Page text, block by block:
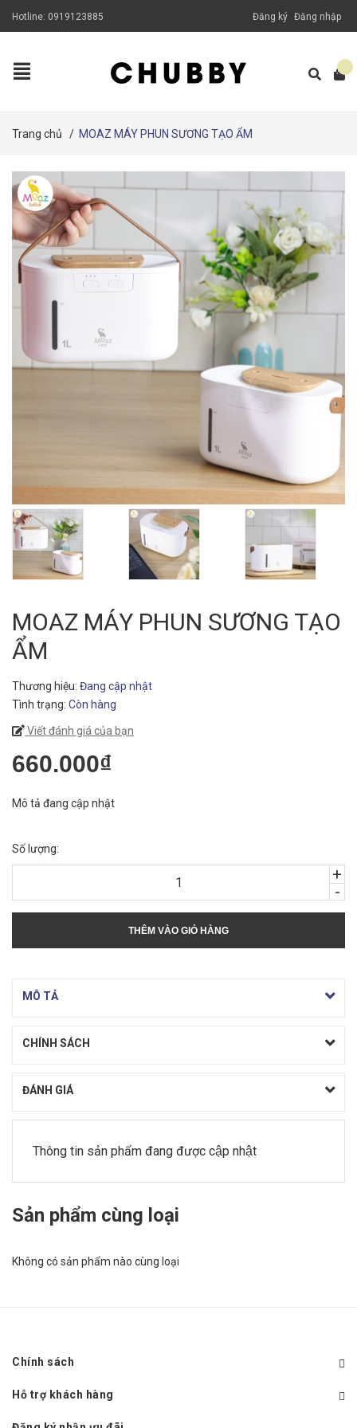
Hotline: 0919123885 Đăng ký Đăng nhập
Trang chủ / MOAZ MÁY PHUN SƯƠNG TẠO ẨM
MOAZ MÁY PHUN SƯƠNG TẠO
ẨM
Thương hiệu: Đang cập nhật
Tình trạng: Còn hàng
Viết đánh giá của bạn
660.000₫
Mô tả đang cập nhật
Số lượng:
-
+
THÊM VÀO GIỎ HÀNG
MÔ TẢ
CHÍNH SÁCH
ĐÁNH GIÁ
Thông tin sản phẩm đang được cập nhật
Sản phẩm cùng loại
Không có sản phẩm nào cùng loại
Chính sách
Hỗ trợ khách hàng